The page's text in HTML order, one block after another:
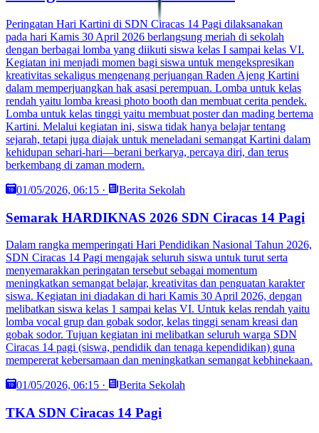
Peringatan Hari Kartini di SDN Ciracas 14 Pagi dilaksanakan
pada hari Kamis 30 April 2026 berlangsung meriah di sekolah
dengan berbagai lomba yang diikuti siswa kelas I sampai kelas VI.
Kegiatan ini menjadi momen bagi siswa untuk mengekspresikan
kreativitas sekaligus mengenang perjuangan Raden Ajeng Kartini
dalam memperjuangkan hak asasi perempuan. Lomba untuk kelas
rendah yaitu lomba kreasi photo booth dan membuat cerita pendek.
Lomba untuk kelas tinggi yaitu membuat poster dan mading bertema
Kartini. Melalui kegiatan ini, siswa tidak hanya belajar tentang
sejarah, tetapi juga diajak untuk meneladani semangat Kartini dalam
kehidupan sehari-hari—berani berkarya, percaya diri, dan terus
berkembang di zaman modern.
01/05/2026, 06:15 · Berita Sekolah
Semarak HARDIKNAS 2026 SDN Ciracas 14 Pagi
Dalam rangka memperingati Hari Pendidikan Nasional Tahun 2026,
SDN Ciracas 14 Pagi mengajak seluruh siswa untuk turut serta
menyemarakkan peringatan tersebut sebagai momentum
meningkatkan semangat belajar, kreativitas dan penguatan karakter
siswa. Kegiatan ini diadakan di hari Kamis 30 April 2026, dengan
melibatkan siswa kelas 1 sampai kelas VI. Untuk kelas rendah yaitu
lomba vocal grup dan gobak sodor, kelas tinggi senam kreasi dan
gobak sodor. Tujuan kegiatan ini melibatkan seluruh warga SDN
Ciracas 14 pagi (siswa, pendidik dan tenaga kependidikan) guna
mempererat kebersamaan dan meningkatkan semangat kebhinekaan.
01/05/2026, 06:15 · Berita Sekolah
TKA SDN Ciracas 14 Pagi